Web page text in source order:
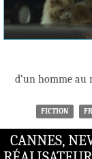
d’un homme au
FICTION
CANNES,